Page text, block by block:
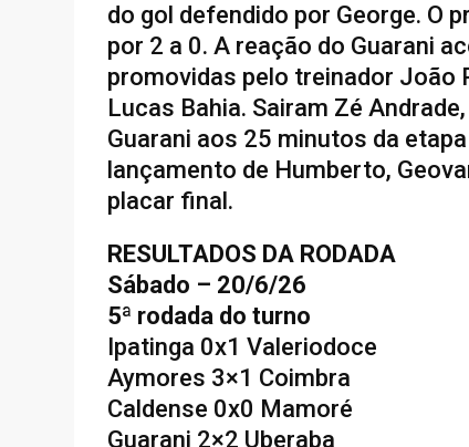
do gol defendido por George. O
por 2 a 0. A reação do Guarani
promovidas pelo treinador João
Lucas Bahia. Sairam Zé
Guarani aos 25 minutos da
lançamento de Humberto,
placar final.
RESULTADOS DA RODADA
Sábado – 20/6/26
5ª rodada do turno
Ipatinga 0x1 Valeriodoce
Aymores 3×1 Coimbra
Caldense 0x0 Mamoré
Guarani 2×2 Uberaba